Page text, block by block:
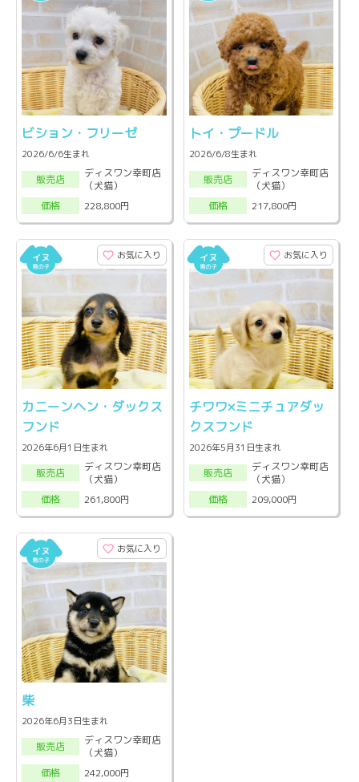
ビション・フリーゼ
2026/6/6生まれ
販売店
ディスワン幸町店
（犬猫）
価格
228,800円
トイ・プードル
2026/6/8生まれ
販売店
ディスワン幸町店
（犬猫）
価格
217,800円
お気に入り
カニーンヘン・ダックス
フンド
2026年6月1日生まれ
販売店
ディスワン幸町店
（犬猫）
価格
261,800円
お気に入り
チワワ×ミニチュアダッ
クスフンド
2026年5月31日生まれ
販売店
ディスワン幸町店
（犬猫）
価格
209,000円
お気に入り
柴
2026年6月3日生まれ
販売店
ディスワン幸町店
（犬猫）
価格
242,000円